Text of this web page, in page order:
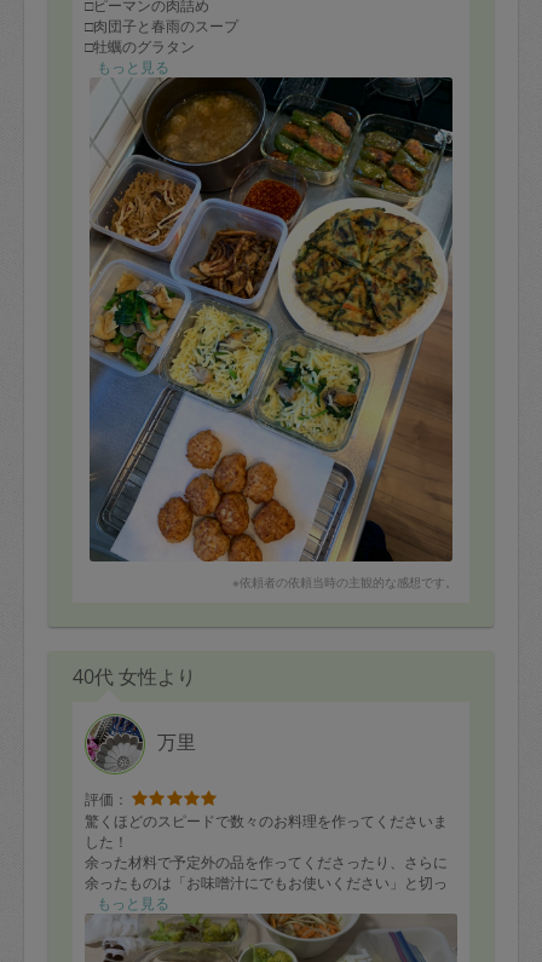
□ピーマンの肉詰め
□肉団子と春雨のスープ
□牡蠣のグラタン
□牡蠣のチヂミ
□自家製韓国だれ
□いか肝炒め
□いかと切り干し大根の煮物
□菜の花とあさりのさっと煮
を作って頂きました！
本日は、お休みだったこともあり、
皆待ちきれず、
牡蠣のグラタン、
牡蠣のチヂミ＋自家製だれ
菜の花とあさりのさっと煮を
頂きました♫
グラタンは子供も大好きで
よく食べました。
チヂミもタレも美味しくお箸が止まりませんでした。タ
レの辛味や塩辛がちょうど良くお店でもなかなか味わえ
ない風味でした。菜の花はさっぱりの調理が多かったの
ですが、和風なのにしっかりした味付けでご飯にもよく
合いました。
もっと見る
※依頼者の依頼当時の主観的な感想です。
40代 女性より
万里
評価：
驚くほどのスピードで数々のお料理を作ってくださいま
した！
余った材料で予定外の品を作ってくださったり、さらに
余ったものは「お味噌汁にでもお使いください」と切っ
てジップロックにまとめてくださったりして、本当に有
難いです。
そして料理後のキッチンは使用前より綺麗なのではない
もっと見る